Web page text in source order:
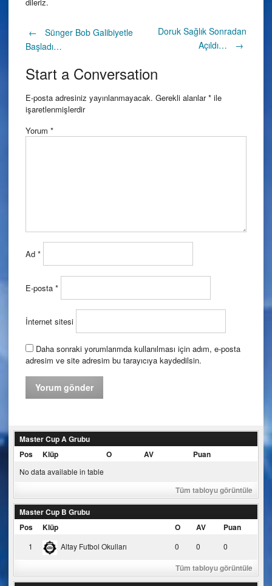
Post
navigation
←
Sünger Bob Galibiyetle
Başladı…
Doruk Sağlık Sonradan
Açıldı…
→
Start a Conversation
E-posta adresiniz yayınlanmayacak. Gerekli alanlar* ile
işaretlenmişlerdir
Yorum *
Ad *
E-posta *
İnternet sitesi
Daha sonraki yorumlarımda kullanılması için adım, e-posta
adresim ve site adresim bu tarayıcıya kaydedilsin.
Master Cup A Grubu
Pos
Klüp O AV Puan
No data available in table
Tüm tabloyu görüntüle
Master Cup B Grubu
Pos
Klüp O AV Puan
1 Altay Futbol Okulları 0 0 0
Tüm tabloyu görüntüle